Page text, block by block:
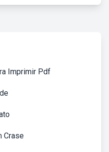
Imprimir Pdf
Crase